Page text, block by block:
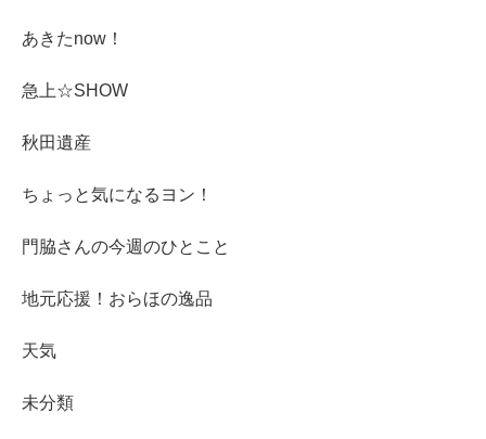
あきたnow！
急上☆SHOW
秋田遺産
ちょっと気になるヨン！
門脇さんの今週のひとこと
地元応援！おらほの逸品
天気
未分類